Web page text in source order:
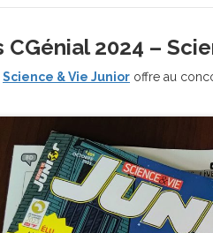
CGénial 2024 –
Science & Vie Junior offre au